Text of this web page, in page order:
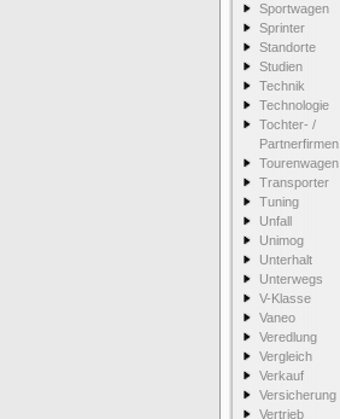
Sportwagen
Sprinter
Standorte
Studien
Technik
Technologie
Tochter- /
Partnerfirmen
Tourenwagen
Transporter
Tuning
Unfall
Unimog
Unterhalt
Unterwegs
V-Klasse
Vaneo
Veredlung
Vergleich
Verkauf
Versicherung
Vertrieb